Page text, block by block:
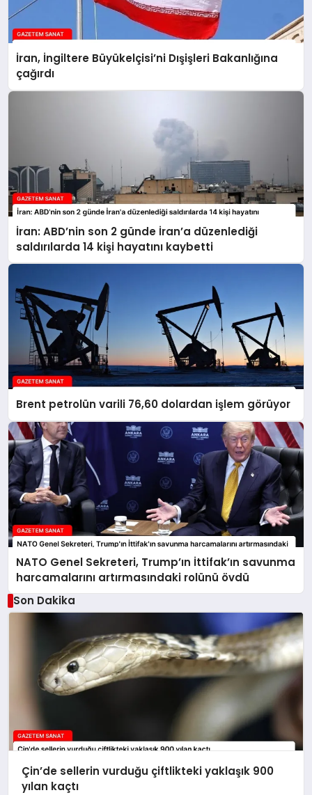
İran, İngiltere Büyükelçisi’ni Dışişleri Bakanlığına
çağırdı
İran: ABD’nin son 2 günde İran’a düzenlediği
saldırılarda 14 kişi hayatını kaybetti
Brent petrolün varili 76,60 dolardan işlem görüyor
NATO Genel Sekreteri, Trump’ın İttifak’ın savunma
harcamalarını artırmasındaki rolünü övdü
Son Dakika
Çin’de sellerin vurduğu çiftlikteki yaklaşık 900
yılan kaçtı